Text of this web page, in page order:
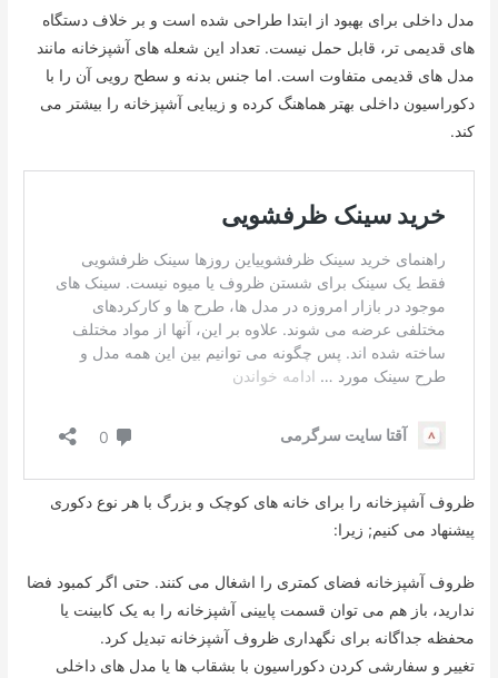
مدل داخلی برای بهبود از ابتدا طراحی شده است و بر خلاف دستگاه
های قدیمی تر، قابل حمل نیست. تعداد این شعله های آشپزخانه مانند
مدل های قدیمی متفاوت است. اما جنس بدنه و سطح رویی آن را با
دکوراسیون داخلی بهتر هماهنگ کرده و زیبایی آشپزخانه را بیشتر می
کند.
ظروف آشپزخانه را برای خانه های کوچک و بزرگ با هر نوع دکوری
پیشنهاد می کنیم; زیرا:
ظروف آشپزخانه فضای کمتری را اشغال می کنند. حتی اگر کمبود فضا
ندارید، باز هم می توان قسمت پایینی آشپزخانه را به یک کابینت یا
محفظه جداگانه برای نگهداری ظروف آشپزخانه تبدیل کرد.
تغییر و سفارشی کردن دکوراسیون با بشقاب ها یا مدل های داخلی